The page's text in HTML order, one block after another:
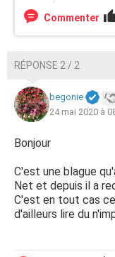
Commenter
RÉPONSE 2 / 2
begonie
24 mai 2020 à
Bonjour
C'est une blague
Net et depuis il a
C'est en tout cas
d'ailleurs lire du